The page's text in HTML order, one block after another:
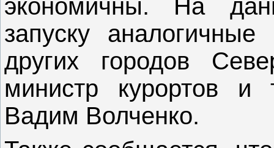
экономичны. На
запуску
других городов
министр курортов и
Вадим Волченко.